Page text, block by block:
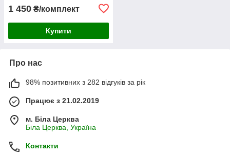
1 450 ₴/комплект
Купити
Про нас
98% позитивних з 282 відгуків за рік
Працює з 21.02.2019
м. Біла Церква
Біла Церква, Україна
Контакти